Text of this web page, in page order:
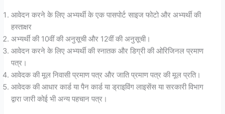
आवेदन करने के लिए अभ्यर्थी के एक पासपोर्ट साइज फोटो और अभ्यर्थी की
हस्ताक्षर
अभ्यर्थी की 10वीं की अनुसूची और 12वीं की अनुसूची।
आवेदन करने के लिए अभ्यर्थी की स्नातक और डिग्री की ओरिजिनल प्रमाण
पत्र।
आवेदक की मूल निवासी प्रमाण पत्र और जाति प्रमाण पत्र की मूल प्रति।
आवेदक की आधार कार्ड या पैन कार्ड या ड्राइविंग लाइसेंस या सरकारी विभाग
द्वारा जारी कोई भी अन्य पहचान पत्र।